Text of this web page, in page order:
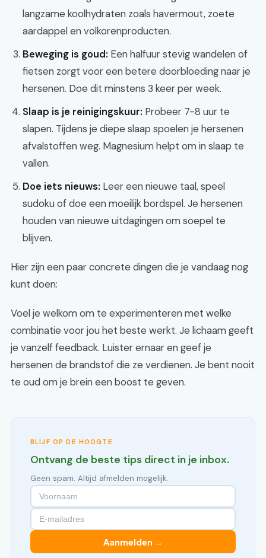
langzame koolhydraten zoals havermout, zoete
aardappel en volkorenproducten.
Beweging is goud: Een halfuur stevig wandelen of
fietsen zorgt voor een betere doorbloeding naar je
hersenen. Doe dit minstens 3 keer per week.
Slaap is je reinigingskuur: Probeer 7-8 uur te
slapen. Tijdens je diepe slaap spoelen je hersenen
afvalstoffen weg. Magnesium helpt om in slaap te
vallen.
Doe iets nieuws: Leer een nieuwe taal, speel
sudoku of doe een moeilijk bordspel. Je hersenen
houden van nieuwe uitdagingen om soepel te
blijven.
Hier zijn een paar concrete dingen die je vandaag nog
kunt doen:
Voel je welkom om te experimenteren met welke
combinatie voor jou het beste werkt. Je lichaam geeft
je vanzelf feedback. Luister ernaar en geef je
hersenen de brandstof die ze verdienen. Je bent nooit
te oud om je brein een boost te geven.
BLIJF OP DE HOOGTE
Ontvang de beste tips direct in je inbox.
Geen spam. Altijd afmelden mogelijk.
Aanmelden →